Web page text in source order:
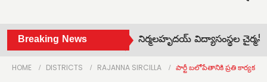
Breaking News
జూరాల గేట్లు మూసివేత! • నిర్మలహృదయ్ విద్యాసంస్థల చైర్మన్
HOME DISTRICTS RAJANNA SIRCILLA పార్టీ బలోపేతానికి ప్రతి